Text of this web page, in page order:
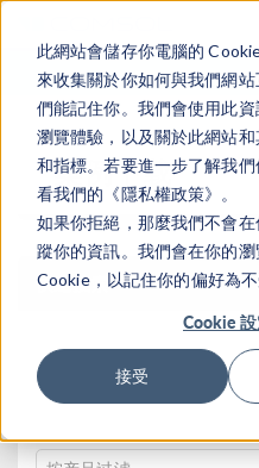
此網站會儲存你電腦的
來收集關於你如何與我們網
們能記住你。我們會使用此
瀏覽體驗，以及關於此網站
和指標。若要進一步了解我
看我們的《隱私權政策》。
如果你拒絕，那麼我們不會
蹤你的資訊。我們會在你的
Cookie，以記住你的偏好為不
Cookie
接受
案例下载
快速搜索
按学科过滤